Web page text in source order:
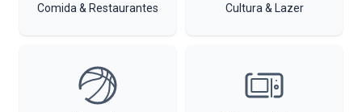
Comida & Restaurantes Cultura & Lazer